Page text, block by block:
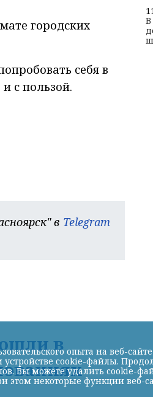
городских
себя в
с пользой.
в Telegram
в
В
опыта на веб-
cookie-файлы.
Вы можете удалить cookie-
этом некоторые функции веб-